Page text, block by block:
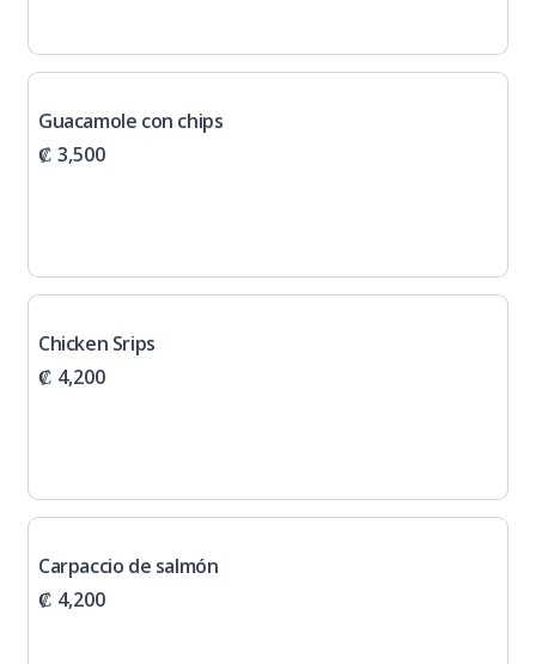
Guacamole con chips
₡ 3,500
Chicken Srips
₡ 4,200
Carpaccio de salmón
₡ 4,200